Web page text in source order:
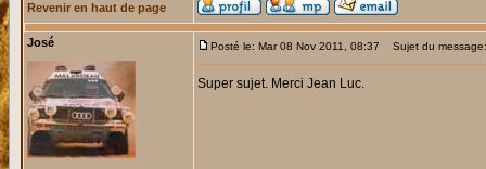
Revenir en haut de page
José Posté le: Mar 08 Nov 2011, 08:37 Sujet du
Super sujet. Merci Jean Luc.